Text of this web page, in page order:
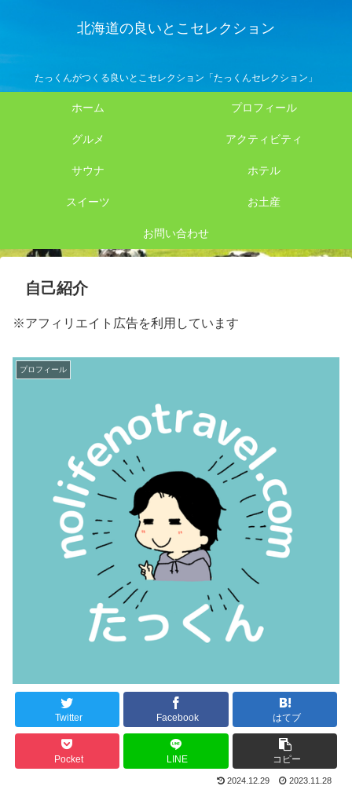
北海道の良いとこセレクション
たっくんがつくる良いとこセレクション「たっくんセレクション」
ホーム プロフィール
グルメ アクティビティ
サウナ ホテル
スイーツ お土産
お問い合わせ
自己紹介
※アフィリエイト広告を利用しています
プロフィール
Twitter Facebook はてブ
Pocket LINE コピー
2024.12.29 2023.11.28